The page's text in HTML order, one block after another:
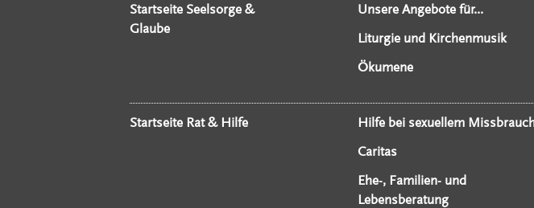
Startseite Seelsorge &
Glaube
Unsere Angebote für...
Liturgie und Kirchenmusik
Ökumene
Startseite Rat & Hilfe Hilfe bei sexuellem
Caritas
Ehe-, Familien- und
Lebensberatung